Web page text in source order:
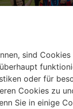
sind
oder für
Cookies zu
Sie in einige